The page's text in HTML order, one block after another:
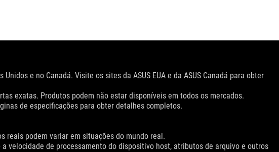
e no Canadá. Visite os sites da ASUS EUA e da ASUS Canadá para obter
exatas. Produtos podem não estar disponíveis em todos os mercados.
de especificações para obter detalhes completos.
reais podem variar em situações do mundo real.
velocidade de processamento do dispositivo host, atributos de arquivo e outros